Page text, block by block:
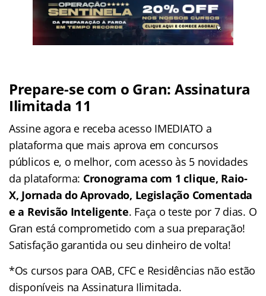
Prepare-se com o Gran: Assinatura
Ilimitada 11
Assine agora e receba acesso IMEDIATO a
plataforma que mais aprova em concursos
públicos e, o melhor, com acesso às 5 novidades
da plataforma: Cronograma com 1 clique, Raio-
X, Jornada do Aprovado, Legislação Comentada
e a Revisão Inteligente. Faça o teste por 7 dias. O
Gran está comprometido com a sua preparação!
Satisfação garantida ou seu dinheiro de volta!
*Os cursos para OAB, CFC e Residências não estão
disponíveis na Assinatura Ilimitada.